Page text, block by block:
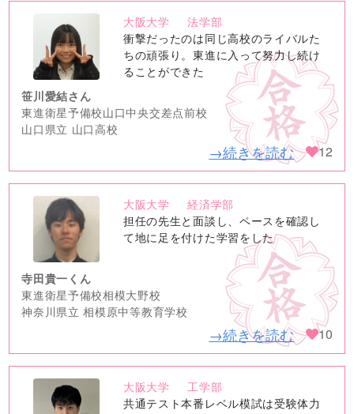
no
image
大阪大学
法学部
衝撃だったのは同じ高校のライバルた
ちの頑張り。東進に入って努力し続け
ることができた
笹川愛結さん
東進衛星予備校山口中央交差点前校
山口県立 山口高校
→続きを読む 12
no
image
大阪大学
経済学部
担任の先生と面談し、ペースを確認し
て地に足を付けた学習をした
寺田貴一くん
東進衛星予備校相模大野校
神奈川県立 相模原中等教育学校
→続きを読む 10
no
大阪大学
工学部
共通テスト本番レベル模試は受験体力